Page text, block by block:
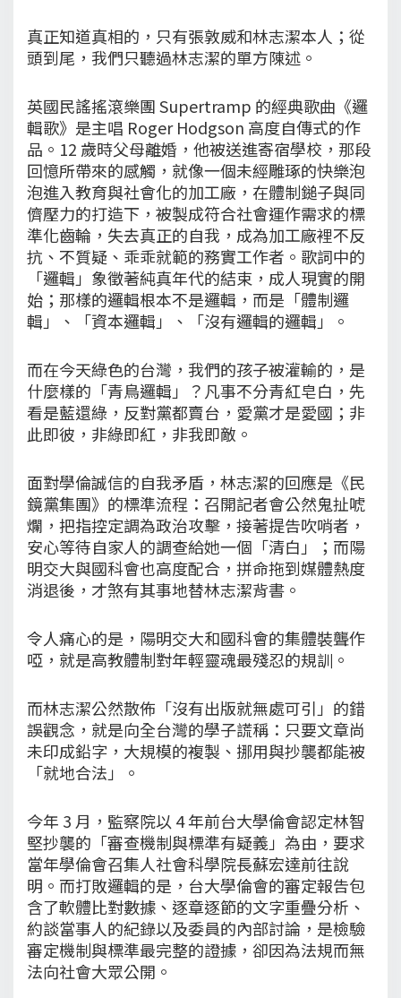
真正知道真相的，只有張敦威和林志潔本人；從
頭到尾，我們只聽過林志潔的單方陳述。
英國民謠搖滾樂團 Supertramp 的經典歌曲《邏
輯歌》是主唱 Roger Hodgson 高度自傳式的作
品。12 歲時父母離婚，他被送進寄宿學校，那段
回憶所帶來的感觸，就像一個未經雕琢的快樂泡
泡進入教育與社會化的加工廠，在體制鎚子與同
儕壓力的打造下，被製成符合社會運作需求的標
準化齒輪，失去真正的自我，成為加工廠裡不反
抗、不質疑、乖乖就範的務實工作者。歌詞中的
「邏輯」象徵著純真年代的結束，成人現實的開
始；那樣的邏輯根本不是邏輯，而是「體制邏
輯」、「資本邏輯」、「沒有邏輯的邏輯」。
而在今天綠色的台灣，我們的孩子被灌輸的，是
什麼樣的「青鳥邏輯」？凡事不分青紅皂白，先
看是藍還綠，反對黨都賣台，愛黨才是愛國；非
此即彼，非綠即紅，非我即敵。
面對學倫誠信的自我矛盾，林志潔的回應是《民
鏡黨集團》的標準流程：召開記者會公然鬼扯唬
爛，把指控定調為政治攻擊，接著提告吹哨者，
安心等待自家人的調查給她一個「清白」；而陽
明交大與國科會也高度配合，拼命拖到媒體熱度
消退後，才煞有其事地替林志潔背書。
令人痛心的是，陽明交大和國科會的集體裝聾作
啞，就是高教體制對年輕靈魂最殘忍的規訓。
而林志潔公然散佈「沒有出版就無處可引」的錯
誤觀念，就是向全台灣的學子謊稱：只要文章尚
未印成鉛字，大規模的複製、挪用與抄襲都能被
「就地合法」。
今年 3 月，監察院以 4 年前台大學倫會認定林智
堅抄襲的「審查機制與標準有疑義」為由，要求
當年學倫會召集人社會科學院長蘇宏達前往說
明。而打敗邏輯的是，台大學倫會的審定報告包
含了軟體比對數據、逐章逐節的文字重疊分析、
約談當事人的紀錄以及委員的內部討論，是檢驗
審定機制與標準最完整的證據，卻因為法規而無
法向社會大眾公開。